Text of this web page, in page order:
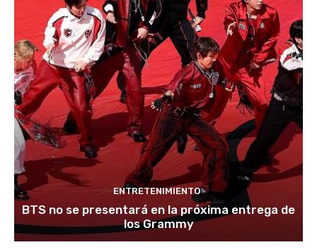
ENTRETENIMIENTO
BTS no se presentará en la próxima entrega de
los Grammy